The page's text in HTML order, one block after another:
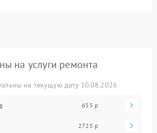
на услуги ремонта
на текущую дату 10.08.2026
655 р
2725 р